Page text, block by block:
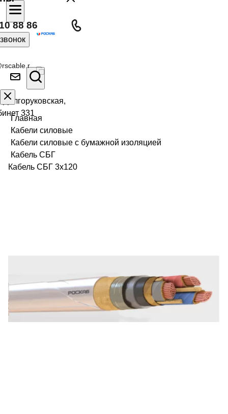
88 86
331
Главная
Кабели силовые
Кабели силовые с бумажной изоляцией
Кабель СБГ
Кабель СБГ 3х120